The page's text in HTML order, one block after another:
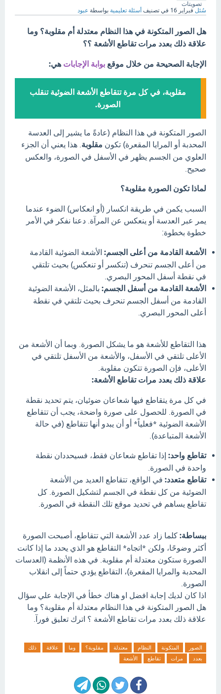
تصويتات
سُئل فبراير 16 في تصنيف أسئلة تعليمية بواسطة عبود
هل الصور المتكونة في هذا النظام معتدلة أم مقلوبة؟ وما
علاقة ذلك بعدد مرات تقاطع الأشعة ؟؟
الإجابة الصحيحة من خلال موقع بوابة الإجابات هي:
مقلوبة، في كل مرة تتقاطع الأشعة الضوئية تنقلب
الصورة.
الصور المتكونة في هذا النظام (عادةً ما يشير إلى العدسة
المحدبة أو المرايا المقعرة) تكون مقلوبة . هذا يعني أن الجزء
العلوي من الجسم يظهر في الأسفل في الصورة، والعكس
صحيح.
لماذا تكون الصورة مقلوبة؟
السبب يكمن في طريقة انكسار (أو انعكاس) الضوء عندما
يمر عبر العدسة أو ينعكس عن المرآة. دعنا نفكر في الأمر
خطوة بخطوة:
الأشعة القادمة من أعلى الجسم: الأشعة الضوئية القادمة
من أعلى الجسم تنحرف (تنكسر أو تنعكس) بحيث تلتقي
في نقطة أسفل المحور البصري.
الأشعة القادمة من أسفل الجسم: بالمثل، الأشعة الضوئية
القادمة من أسفل الجسم تنحرف بحيث تلتقي في نقطة
أعلى المحور البصري.
هذا التقاطع للأشعة هو ما يشكل الصورة. وبما أن الأشعة من
الأعلى تلتقي في الأسفل، والأشعة من الأسفل تلتقي في
الأعلى، فإن الصورة تتكون مقلوبة.
علاقة ذلك بعدد مرات تقاطع الأشعة:
في كل مرة يتقاطع فيها شعاعان ضوئيان، يتم تحديد نقطة
في الصورة. للحصول على صورة واضحة، يجب أن تتقاطع
الأشعة الضوئية *فعلياً* أو أن يبدو أنها تتقاطع (في حالة
الأشعة المتباعدة).
تقاطع واحد: إذا تقاطع شعاعان فقط، فسيحددان نقطة
واحدة في الصورة.
تقاطع متعدد: في الواقع، تتقاطع العديد من الأشعة
الضوئية من كل نقطة في الجسم لتشكيل الصورة. كل
تقاطع يساهم في تحديد موقع تلك النقطة في الصورة.
ببساطة: كلما زاد عدد الأشعة التي تتقاطع، أصبحت الصورة
أكثر وضوحًا، ولكن *اتجاه* التقاطع هو الذي يحدد ما إذا كانت
الصورة ستكون معتدلة أم مقلوبة. في هذه الأنظمة (العدسات
المحدبة والمرايا المقعرة)، التقاطع يؤدي حتماً إلى انقلاب
الصورة.
اذا كان لديك إجابة افضل او هناك خطأ في الإجابة علي سؤال
هل الصور المتكونة في هذا النظام معتدلة أم مقلوبة؟ وما
علاقة ذلك بعدد مرات تقاطع الأشعة ؟ اترك تعليق فورآ.
الصور المتكونة النظام معتدلة مقلوبة؟ وما علاقة
ذلك
بعدد
مرات تقاطع الأشعة